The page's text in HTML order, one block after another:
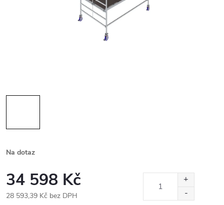
Na dotaz
34 598 Kč
28 593,39 Kč bez DPH